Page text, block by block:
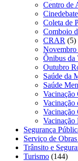
Centro de
Cinedebate
Coleta de
Comboio
CRAR (5)
Ônibus da
Outubro
Saúde da
Saúde
Vacinação
Vacinação
Vacinação
Segurança
Serviço de
Trânsito e
Turismo (144)